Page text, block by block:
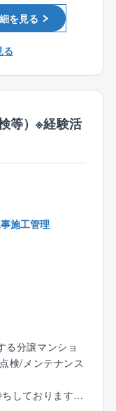
及び費用を把握
点検等の結果を
対応いただいた
、残業20～30時
トと両立しな
整っているの
ープ＆盤石の
分譲マンション
した建物の維
管理戸数受注実
工管理技士・電
を見る
る
等）※経験活
施工管理
る分譲マンショ
検/メンテナンス
しております